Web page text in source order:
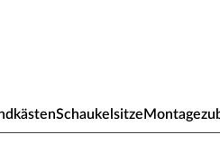
Sandkasten, Picknick-Tisch
Schaukelsitze